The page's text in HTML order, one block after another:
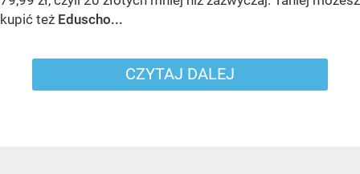
kupić też Eduscho...
CZYTAJ DALEJ